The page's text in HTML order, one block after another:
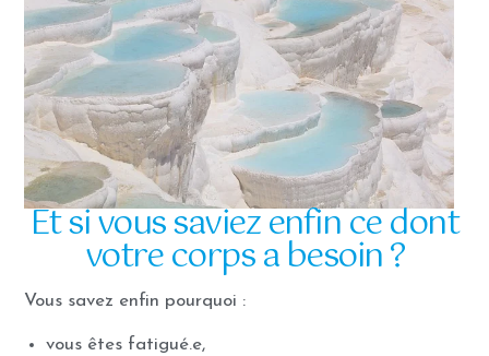
Et si vous saviez enfin ce dont
votre corps a besoin ?
Vous savez enfin pourquoi :
vous êtes fatigué.e,